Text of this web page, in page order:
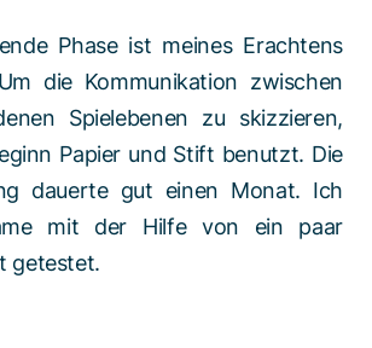
Phase ist meines Erachtens
die Kommunikation zwischen
Spielebenen zu skizzieren,
Papier und Stift benutzt. Die
dauerte gut einen Monat. Ich
mit der Hilfe von ein paar
getestet.